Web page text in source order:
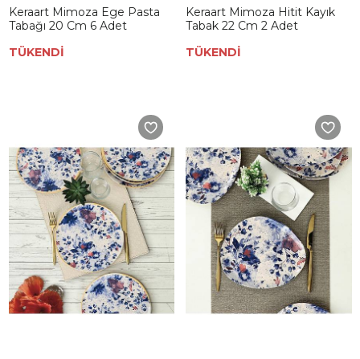
Keraart Mimoza Ege Pasta
Tabağı 20 Cm 6 Adet
TÜKENDİ
Keraart Mimoza Hitit Kayık
Tabak 22 Cm 2 Adet
TÜKENDİ